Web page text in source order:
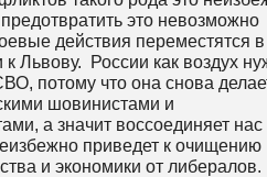
это невозможно
действия переместятся в
Львову.  России как воздух
потому что она снова
шовинистами и
а значит воссоединяет нас
приведет к очищению
и экономики от либералов.